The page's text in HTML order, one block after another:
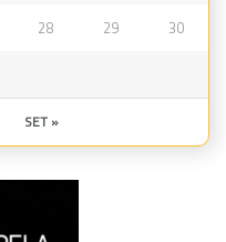
28 29 30
SET »